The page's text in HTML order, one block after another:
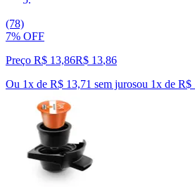
(78)
7% OFF
Preço R$ 13,86R$ 13,86
Ou 1x de R$ 13,71 sem jurosou 1x de R$